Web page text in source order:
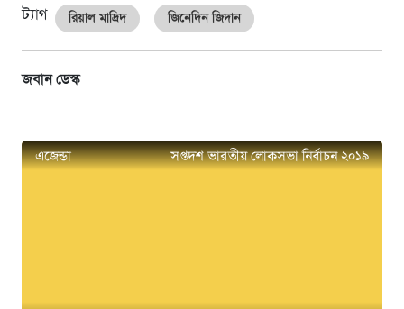
ট্যাগ রিয়াল মাদ্রিদ জিনেদিন জিদান
জবান ডেস্ক
এজেন্ডা সপ্তদশ ভারতীয় লোকসভা নির্বাচন ২০১৯